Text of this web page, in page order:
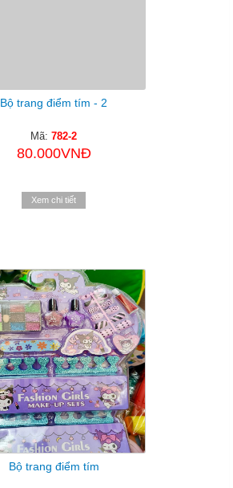
Bộ trang điểm tím - 2
Mã: 782-2
80.000VNĐ
Xem chi tiết
Bộ trang điểm tím